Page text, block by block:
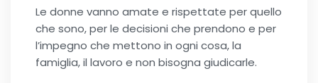
Romance
Age-gap romance
Le donne vanno amate e rispettate per quello
che sono, per le decisioni che prendono e per
l’impegno che mettono in ogni cosa, la
famiglia, il lavoro e non bisogna giudicarle.